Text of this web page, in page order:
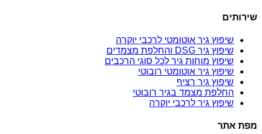
שירותים
שיפוץ גיר אוטומטי לרכבי יוקרה
שיפוץ גיר DSG והחלפת מצמדים
שיפוץ מוחות גיר לכל סוגי הרכבים
שיפוץ גיר אוטומטי רובוטי
שיפוץ גיר רציף
החלפת מצמד בגיר רובוטי
שיפוץ גיר לרכבי יוקרה
מפת אתר